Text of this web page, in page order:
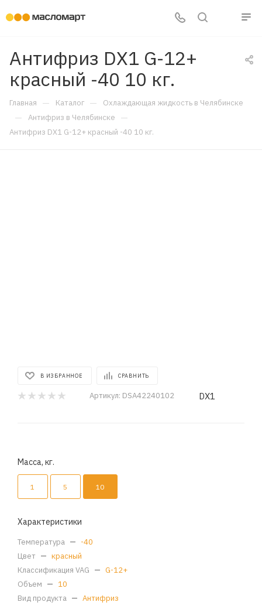
Антифриз DX1 G-12+
красный -40 10 кг.
Главная — Каталог — Охлаждающая жидкость в Челябинске
— Антифриз в Челябинске —
Антифриз DX1 G-12+ красный -40 10 кг.
В ИЗБРАННОЕ СРАВНИТЬ
Артикул: DSA42240102 DX1
Масса, кг.
1 5 10
Характеристики
Температура — -40
Цвет — красный
Классификация VAG — G-12+
Объем — 10
Вид продукта — Антифриз